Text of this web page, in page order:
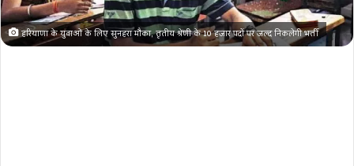
हरियाणा के युवाओं के लिए सुनहरा मौका, तृतीय श्रेणी के 10 हजार पदों पर जल्द निकलेगी भर्ती